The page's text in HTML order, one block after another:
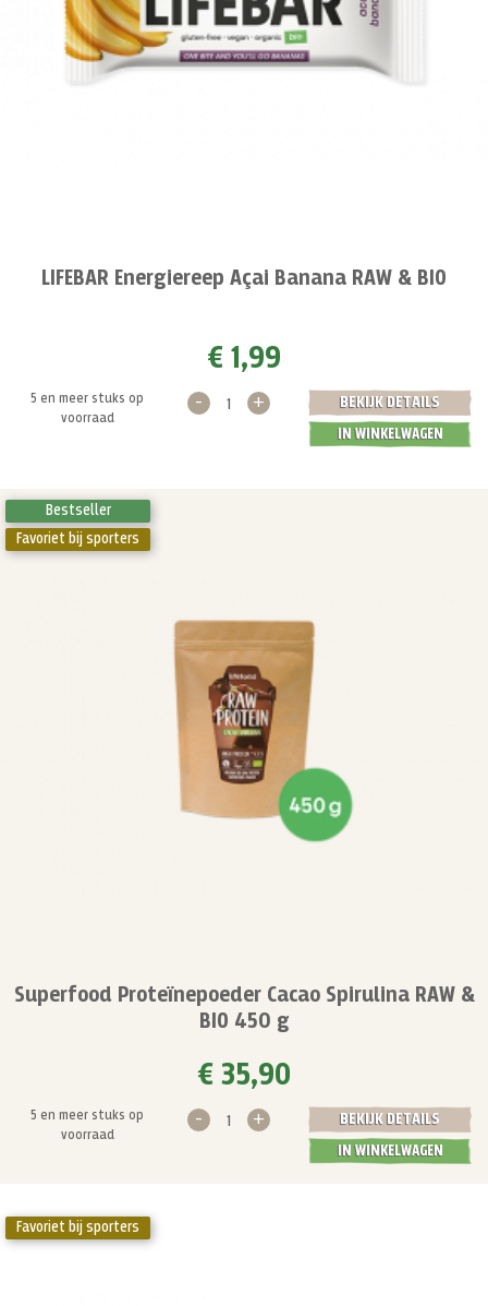
LIFEBAR Energiereep Açai Banana RAW & BIO
€ 1,99
5 en meer stuks op
voorraad
BEKIJK DETAILS
- +
IN WINKELWAGEN
Bestseller
Favoriet bij sporters
Superfood Proteïnepoeder Cacao Spirulina RAW &
BIO 450 g
€ 35,90
5 en meer stuks op
voorraad
BEKIJK DETAILS
- +
IN WINKELWAGEN
Favoriet bij sporters